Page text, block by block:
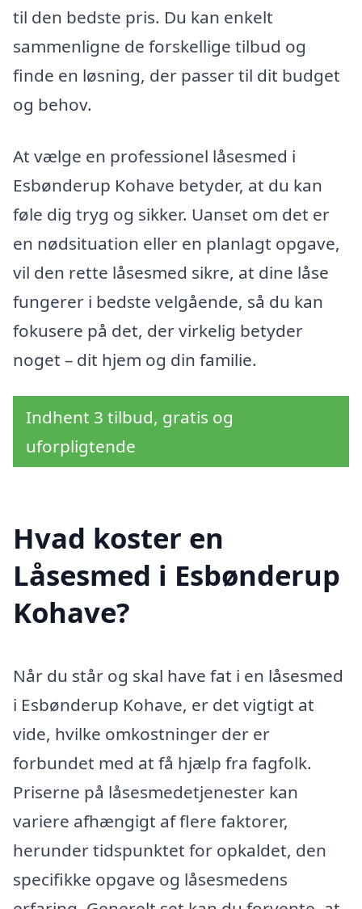
til den bedste pris. Du kan enkelt
sammenligne de forskellige tilbud og
finde en løsning, der passer til dit budget
og behov.
At vælge en professionel låsesmed i
Esbønderup Kohave betyder, at du kan
føle dig tryg og sikker. Uanset om det er
en nødsituation eller en planlagt opgave,
vil den rette låsesmed sikre, at dine låse
fungerer i bedste velgående, så du kan
fokusere på det, der virkelig betyder
noget – dit hjem og din familie.
Indhent 3 tilbud, gratis og
uforpligtende
Hvad koster en
Låsesmed i Esbønderup
Kohave?
Når du står og skal have fat i en låsesmed
i Esbønderup Kohave, er det vigtigt at
vide, hvilke omkostninger der er
forbundet med at få hjælp fra fagfolk.
Priserne på låsesmedetjenester kan
variere afhængigt af flere faktorer,
herunder tidspunktet for opkaldet, den
specifikke opgave og låsesmedens